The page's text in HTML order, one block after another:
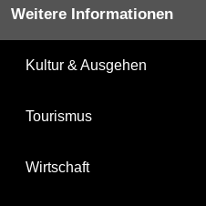
Weitere Informationen
Kultur & Ausgehen
Tourismus
Wirtschaft